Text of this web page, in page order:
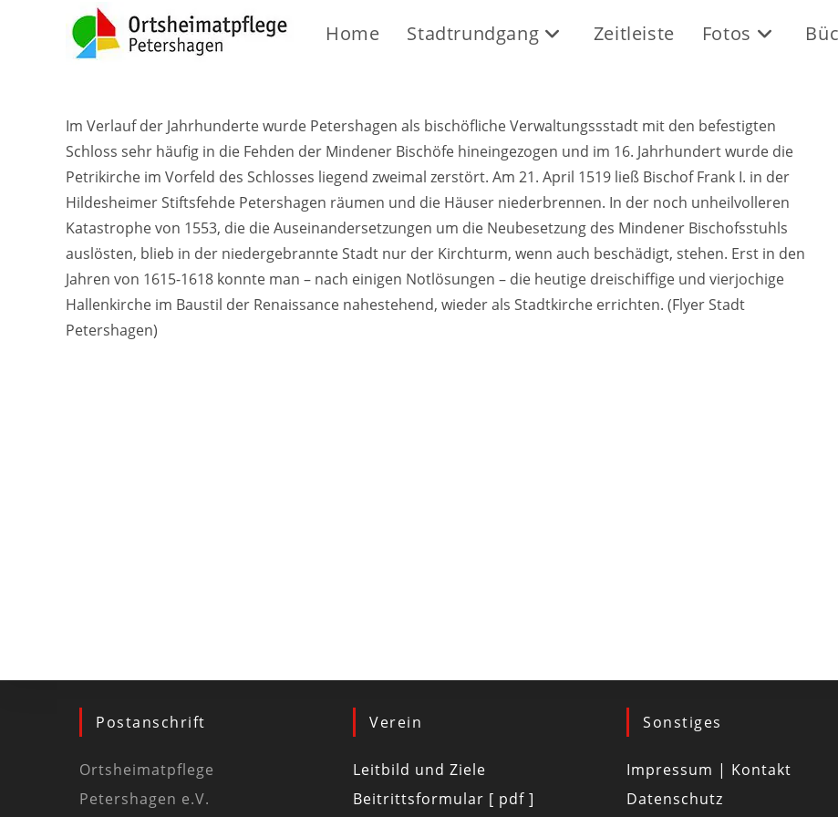
Home Stadtrundgang Zeitleiste Fotos
Im Verlauf der Jahrhunderte wurde Petershagen als bischöfliche Verwaltungssstadt mit den befestigten
Schloss sehr häufig in die Fehden der Mindener Bischöfe hineingezogen und im 16. Jahrhundert wurde die
Petrikirche im Vorfeld des Schlosses liegend zweimal zerstört. Am 21. April 1519 ließ Bischof Frank I. in der
Hildesheimer Stiftsfehde Petershagen räumen und die Häuser niederbrennen. In der noch unheilvolleren
Katastrophe von 1553, die die Auseinandersetzungen um die Neubesetzung des Mindener Bischofsstuhls
auslösten, blieb in der niedergebrannte Stadt nur der Kirchturm, wenn auch beschädigt, stehen. Erst in den
Jahren von 1615-1618 konnte man – nach einigen Notlösungen – die heutige dreischiffige und vierjochige
Hallenkirche im Baustil der Renaissance nahestehend, wieder als Stadtkirche errichten. (Flyer Stadt
Petershagen)
Postanschrift
Ortsheimatpflege
Petershagen e.V.
Verein
Leitbild und Ziele
Beitrittsformular [ pdf ]
Sonstiges
Impressum | Kontakt
Datenschutz